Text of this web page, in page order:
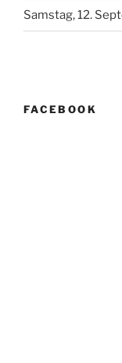
Samstag, 12.
FACEBOOK